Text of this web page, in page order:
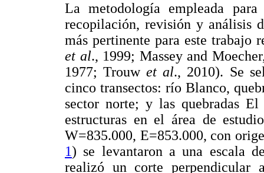
La metodología empleada
recopilación, revisión y análisis
más pertinente para este trabajo
et al., 1999; Massey and
1977; Trouwet al., 2010). Se
cinco transectos: río Blanco,
sector norte; y las quebradas
estructuras en el área de
W=835.000, E=853.000, con
1) se levantaron a una escala
realizó un corte